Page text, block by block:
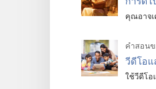
คุณอาจเ
คำสอน
วีดีโอ​แ
ใช้​วีดีโอ​